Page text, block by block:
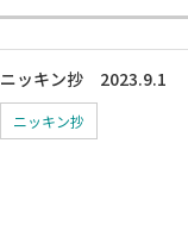
ニッキン抄 2023.9.1
ニッキン抄